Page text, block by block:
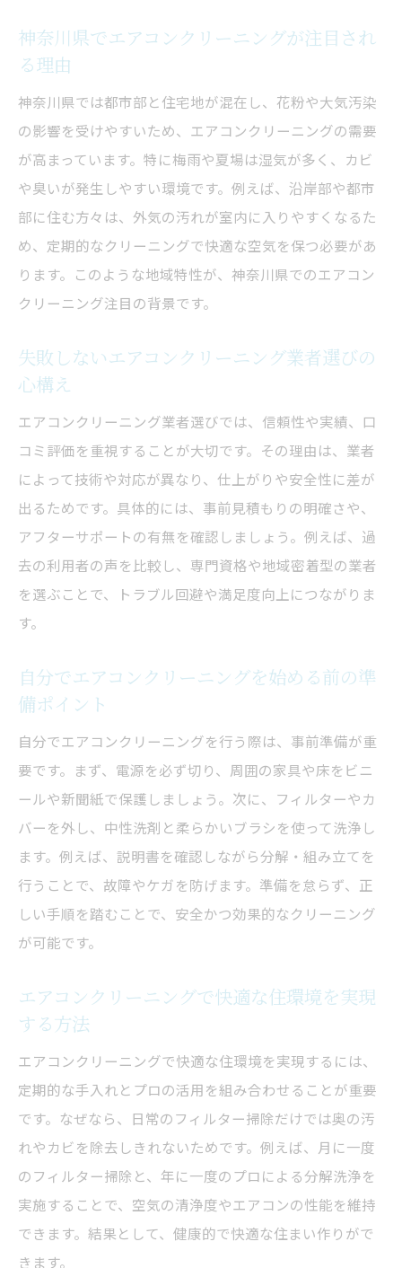
策と注意点
グ方法
エアコンクリーニングの手順と効率的な進
め方のコツ
失敗しない自分でできるエアコンクリーニ
ングの極意
ープする方法
時短テクニック
毎日の掃除でエアコンの汚れを予防するコ
ツ
エアコンクリーニングに役立つ便利グッズ
と選び方
エアコンクリーニングで清潔な空気環境を
維持する
エアコンクリーニング依頼と自分で掃除の違い
を徹底比較
エアコンクリーニング依頼と自分掃除の効
果を比較
業者依頼と自分で行うエアコンクリーニン
グのメリット
エアコンクリーニングの信頼性と安全性の
自分で掃除する場合と業者依頼で起こりや
すい失敗例
エアコンクリーニングの選び方と生活環境
への影響
業者選びのポイントと神奈川県における注意点
とは
エアコンクリーニング業者選びで失敗しな
いための基準
神奈川県で信頼できるエアコンクリーニン
神奈川県でエアコンクリーニングが注目され
る理由
神奈川県では都市部と住宅地が混在し、花粉や大気汚染
の影響を受けやすいため、エアコンクリーニングの需要
が高まっています。特に梅雨や夏場は湿気が多く、カビ
や臭いが発生しやすい環境です。例えば、沿岸部や都市
部に住む方々は、外気の汚れが室内に入りやすくなるた
め、定期的なクリーニングで快適な空気を保つ必要があ
ります。このような地域特性が、神奈川県でのエアコン
クリーニング注目の背景です。
失敗しないエアコンクリーニング業者選びの
心構え
エアコンクリーニング業者選びでは、信頼性や実績、口
コミ評価を重視することが大切です。その理由は、業者
によって技術や対応が異なり、仕上がりや安全性に差が
出るためです。具体的には、事前見積もりの明確さや、
アフターサポートの有無を確認しましょう。例えば、過
去の利用者の声を比較し、専門資格や地域密着型の業者
を選ぶことで、トラブル回避や満足度向上につながりま
す。
自分でエアコンクリーニングを始める前の準
備ポイント
自分でエアコンクリーニングを行う際は、事前準備が重
要です。まず、電源を必ず切り、周囲の家具や床をビニ
ールや新聞紙で保護しましょう。次に、フィルターやカ
バーを外し、中性洗剤と柔らかいブラシを使って洗浄し
ます。例えば、説明書を確認しながら分解・組み立てを
行うことで、故障やケガを防げます。準備を怠らず、正
しい手順を踏むことで、安全かつ効果的なクリーニング
が可能です。
エアコンクリーニングで快適な住環境を実現
する方法
エアコンクリーニングで快適な住環境を実現するには、
定期的な手入れとプロの活用を組み合わせることが重要
です。なぜなら、日常のフィルター掃除だけでは奥の汚
れやカビを除去しきれないためです。例えば、月に一度
のフィルター掃除と、年に一度のプロによる分解洗浄を
実施することで、空気の清浄度やエアコンの性能を維持
できます。結果として、健康的で快適な住まい作りがで
きます。